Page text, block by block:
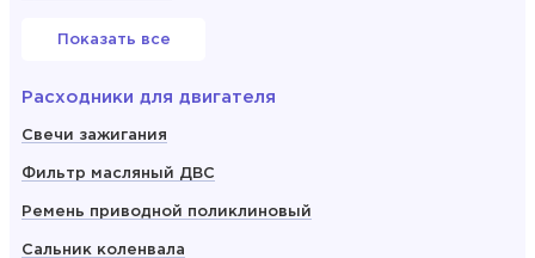
Показать все
Расходники для двигателя
Свечи зажигания
Фильтр масляный ДВС
Ремень приводной поликлиновый
Сальник коленвала